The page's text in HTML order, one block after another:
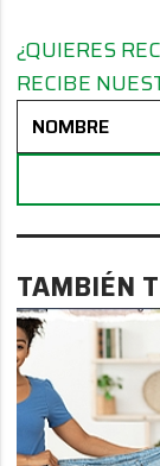
¿QUIERES
RECIBE
TAMBIÉN